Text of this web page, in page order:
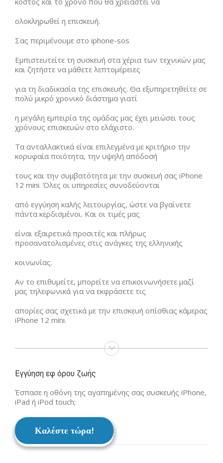
ολοκληρωθεί η επισκευή.
Σας περιμένουμε στο iphone-sos
Εμπιστευτείτε τη συσκευή στα χέρια των τεχνικών μας
και ζητήστε να μάθετε λεπτομέρειες
για τη διαδικασία της επισκευής. Θα εξυπηρετηθείτε σε
πολύ μικρό χρονικό διάστημα γιατί
η μεγάλη εμπειρία της ομάδας μας έχει μειώσει τους
χρόνους επισκευών στο ελάχιστο.
Τα ανταλλακτικά είναι επιλεγμένα με κριτήριο την
κορυφαία ποιότητα, την υψηλή απόδοσή
τους και την συμβατότητα με την συσκευή σας iPhone
12 mini. Όλες οι υπηρεσίες συνοδεύονται
από εγγύηση καλής λειτουργίας, ώστε να βγαίνετε
πάντα κερδισμένοι. Και οι τιμές μας
είναι εξαιρετικά προσιτές και πλήρως
προσανατολισμένες στις ανάγκες της ελληνικής
κοινωνίας.
Αν το επιθυμείτε, μπορείτε να επικοινωνήσετε μαζί
μας τηλεφωνικά για να εκφράσετε τις
απορίες σας σχετικά με την επισκευή οπίσθιας κάμερας
iPhone 12 mini.
Εγγύηση εφ όρου ζωής
Έσπασε η οθόνη της αγαπημένης σας συσκευής iPhone,
iPad ή iPod touch;
Καλέστε τώρα!